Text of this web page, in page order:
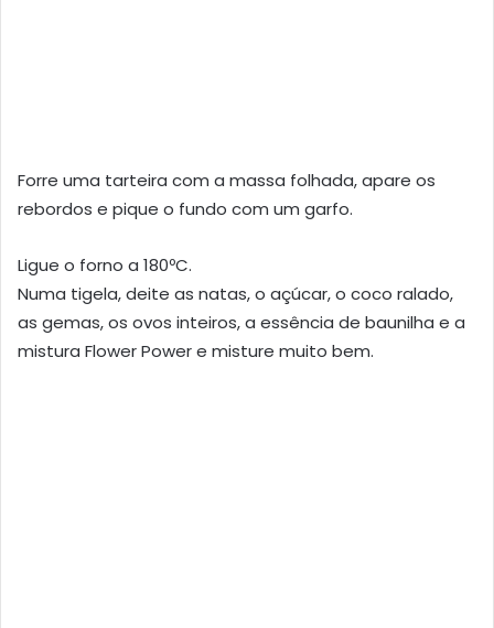
Forre uma tarteira com a massa folhada, apare os
rebordos e pique o fundo com um garfo.
Ligue o forno a 180ºC.
Numa tigela, deite as natas, o açúcar, o coco ralado,
as gemas, os ovos inteiros, a essência de baunilha e a
mistura Flower Power e misture muito bem.